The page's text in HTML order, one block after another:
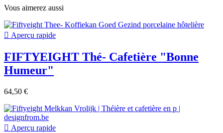
Vous aimerez aussi
 Aperçu rapide
FIFTYEIGHT Thé- Cafetière "Bonne
Humeur"
64,50 €
 Aperçu rapide